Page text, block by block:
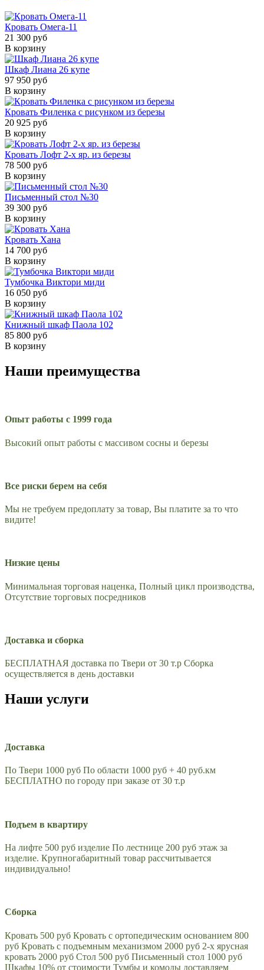
Кровать Омега-11
21 300 руб
В корзину
Шкаф Лиана 26 купе
97 950 руб
В корзину
Кровать Филенка с рисунком из березы
20 925 руб
В корзину
Кровать Лофт 2-х яр. из березы
78 500 руб
В корзину
Письменный стол №30
39 300 руб
В корзину
Кровать Хана
14 700 руб
В корзину
Тумбочка Виктори миди
16 050 руб
В корзину
Книжный шкаф Паола 102
85 800 руб
В корзину
Наши преимущества
Опыт работы с 1999 года
Высокий опыт работы с массивом сосны и березы
Все риски берем на себя
Мы не требуем предоплату за товар, Вы платите за то что
видите!
Низкие цены
Минимальная торговая наценка, Полный цикл производства,
Отсутствие торговых посредников
Доставка и сборка
БЕСПЛАТНАЯ доставка по Твери от 30 т.р Сборка
осуществляется в день доставки
Наши услуги
Доставка
По Твери 1000 руб По области 1000 руб + 40 руб.км
БЕСПЛАТНО по городу при заказе от 30 т.р
Подъем в квартиру
На лифте 500 руб изделие По лестнице 200 руб этаж за
изделие. Крупногабаритный товар рассчитывается
индивидуально!
Сборка
Кровать 500 руб Кровать с ортопедическим основанием 800
руб Кровать с подъемным механизмом 2000 руб 2-х ярусная
кровать 2000 руб Стол 500 руб Письменный стол 1000 руб
Шкафы 10% от стоимости Тумбы и комоды доставляем